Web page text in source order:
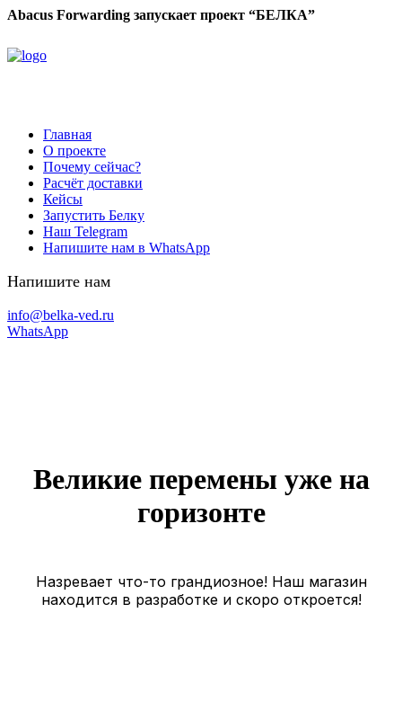
Abacus Forwarding запускает проект “БЕЛКА”
Главная
О проекте
Почему сейчас?
Расчёт доставки
Кейсы
Запустить Белку
Наш Telegram
Напишите нам в WhatsApp
Напишите нам
info@belka-ved.ru
WhatsApp
Великие перемены уже на
горизонте
Назревает что-то грандиозное! Наш магазин
находится в разработке и скоро откроется!